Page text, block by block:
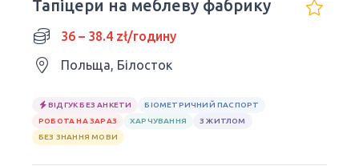
Тапіцери на меблеву фабрику
36 – 38.4 zł/годину
Польща, Білосток
ВІДГУК БЕЗ АНКЕТИ
БІОМЕТРИЧНИЙ ПАСПОРТ
РОБОТА НА ЗАРАЗ
ХАРЧУВАННЯ
З ЖИТЛОМ
БЕЗ ЗНАННЯ МОВИ